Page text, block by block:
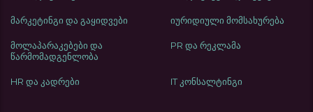
მარკეტინგი და გაყიდვები იურიდიული მომსახურება
მოლაპარაკებები და
წარმომადგენლობა
PR და რეკლამა
HR და კადრები IT კონსალტინგი